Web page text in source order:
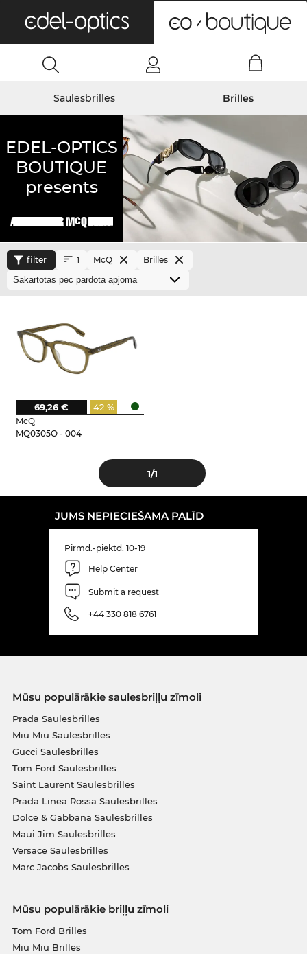
Saulesbrilles Brilles
EDEL-OPTICS
BOUTIQUE
presents
filter 1 McQ Brilles
McQ
MQ0305O - 004
42 %
69,26 €
1/1
JUMS NEPIECIEŠAMA PALĪD
Pirmd.-piektd. 10-19
Help Center
Submit a request
+44 330 818 6761
Mūsu populārākie saulesbriļļu zīmoli
Prada Saulesbrilles
Miu Miu Saulesbrilles
Gucci Saulesbrilles
Tom Ford Saulesbrilles
Saint Laurent Saulesbrilles
Prada Linea Rossa Saulesbrilles
Dolce & Gabbana Saulesbrilles
Maui Jim Saulesbrilles
Versace Saulesbrilles
Marc Jacobs Saulesbrilles
Mūsu populārākie briļļu zīmoli
Tom Ford Brilles
Miu Miu Brilles